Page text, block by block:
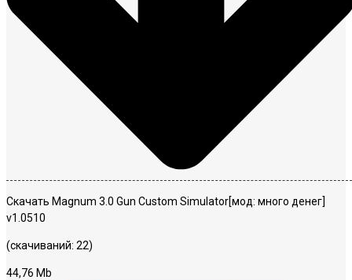
Скачать Magnum 3.0 Gun Custom Simulator[мод: много денег]
v1.0510
(скачиваний: 22)
44,76 Mb